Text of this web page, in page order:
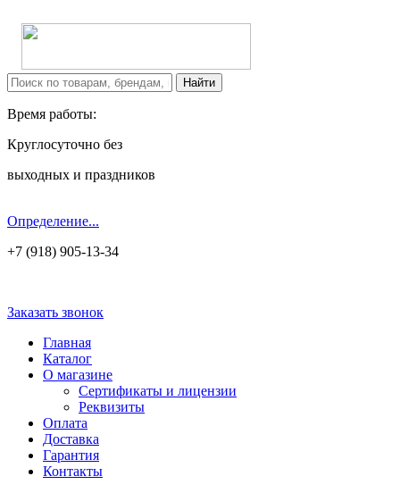
Время работы:
Круглосуточно без
выходных и праздников
Определение...
+7 (918) 905-13-34
Заказать звонок
Главная
Каталог
О магазине
Сертификаты и лицензии
Реквизиты
Оплата
Доставка
Гарантия
Контакты